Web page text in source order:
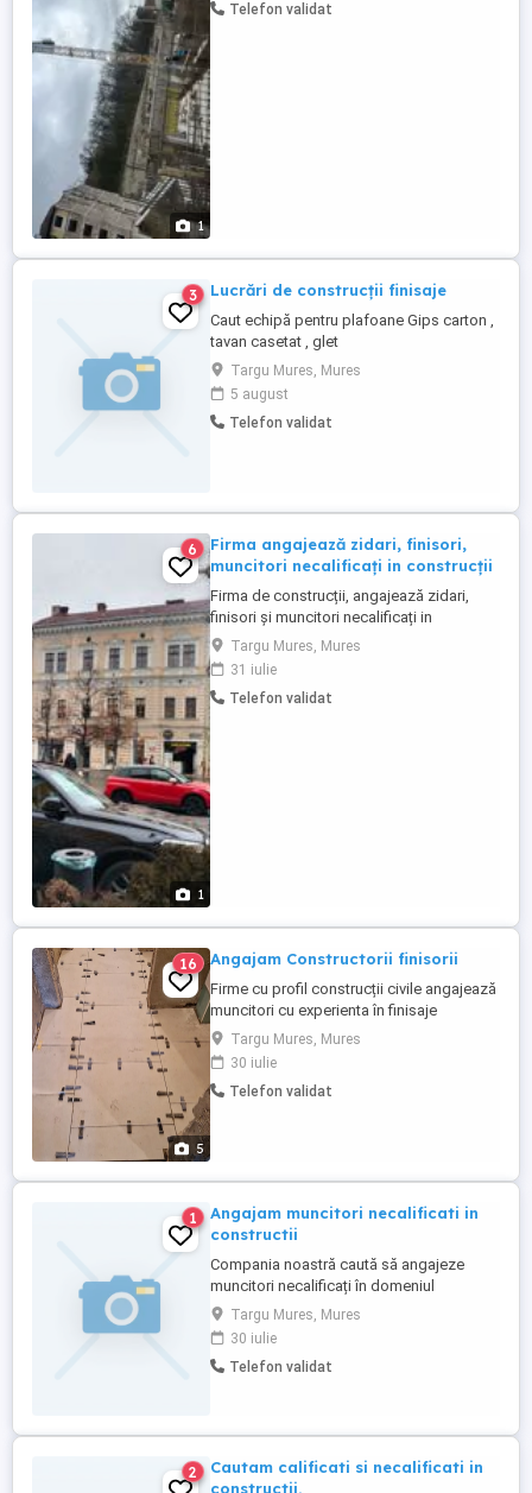
1
Telefon validat
3 Lucrări de construcții finisaje
Caut echipă pentru plafoane Gips carton ,
tavan casetat , glet
Targu Mures, Mures
5 august
Telefon validat
1
6
Firma angajează zidari, finisori,
muncitori necalificați in construcții
Firma de construcții, angajează zidari,
finisori și muncitori necalificați in
construcții cu CM.Avantaj permis cat B.
Targu Mures, Mures
31 iulie
Telefon validat
5
16 Angajam Constructorii finisorii
Firme cu profil construcții civile angajează
muncitori cu experienta în finisaje
interioare și exterioare se oferă salar
începând de la 4500 lei, angajare și
program de 8 ore de luni până vineri
lucrările se desfășoară DOAR pe rază
Targu Mures, Mures
30 iulie
Telefon validat
1
Angajam muncitori necalificati in
constructii
Compania noastră caută să angajeze
muncitori necalificați în domeniul
construcțiilor, pentru a susține proiectele
în desfășurare și viitoare.
Responsabilitățile postului includ
sprijinirea echipelor pe șantier în diverse
Targu Mures, Mures
30 iulie
Telefon validat
2
Cautam calificati si necalificati in
constructii.